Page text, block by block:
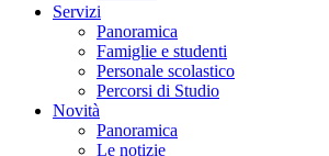
Servizi
Panoramica
Famiglie e studenti
Personale scolastico
Percorsi di Studio
Novità
Panoramica
Le notizie